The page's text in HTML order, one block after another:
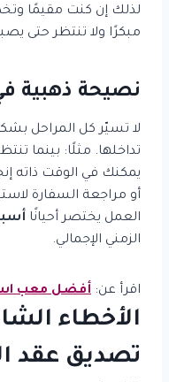
لذلك إن كنت مقيمًا
مبكرًا ولا تنتظر حتى
نصيحة ذهبية
لا تسيّر كل المراحل
تداخلها. مثلًا: بينما
يمكنك في الوقت ذاته
أو مراجعة السفارة
العمل يختصر أحيانًا
الزمني الإجمالي.
اقرأ عن: أفضل معب
الأخطاء
تصديق عقد